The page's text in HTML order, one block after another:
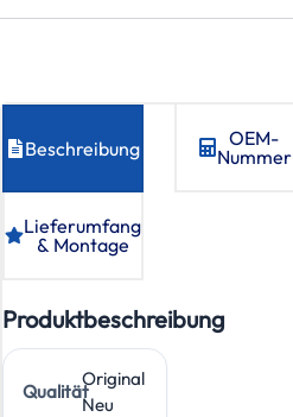
Beschreibung
OEM-
Nummer
Lieferumfang
& Montage
Produktbeschreibung
Qualität
Original
Neu